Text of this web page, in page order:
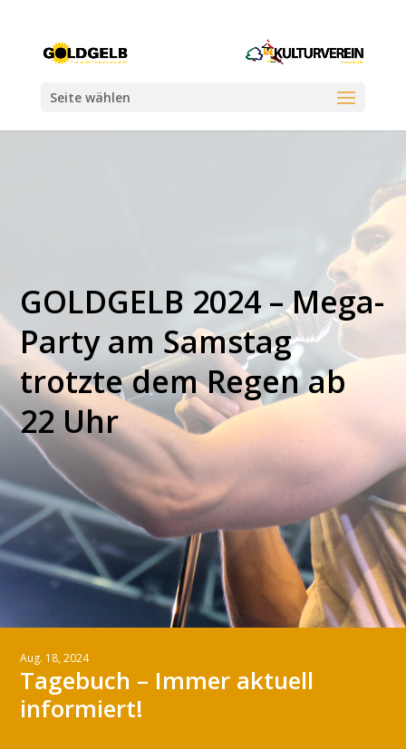
Seite wählen
GOLDGELB 2024 – Mega-
Party am Samstag
trotzte dem Regen ab
22 Uhr
Aug. 18, 2024
Tagebuch – Immer aktuell
informiert!